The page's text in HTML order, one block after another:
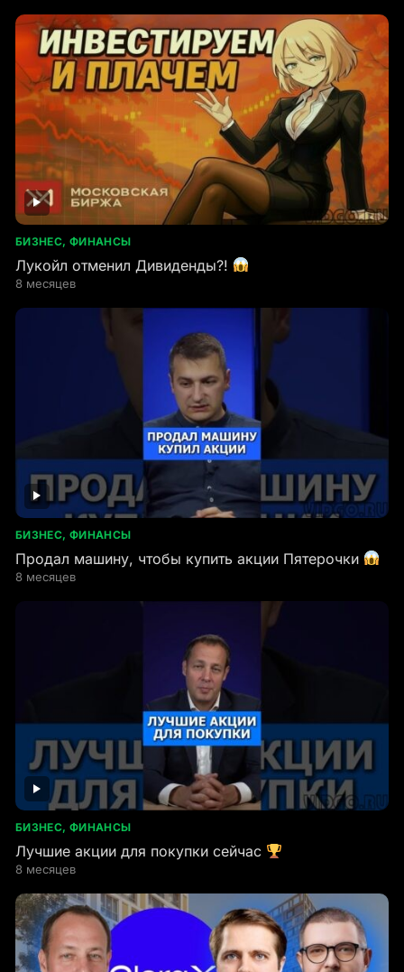
БИЗНЕС, ФИНАНСЫ
Лукойл отменил Дивиденды?!
8 месяцев
БИЗНЕС, ФИНАНСЫ
Продал машину, чтобы купить акции Пятерочки
8 месяцев
БИЗНЕС, ФИНАНСЫ
Лучшие акции для покупки сейчас
8 месяцев